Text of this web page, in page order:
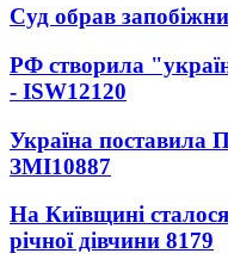
Суд обрав
РФ створила
- ISW12120
Україна поставила
ЗМІ10887
На Київщині
річної дівчини 8179